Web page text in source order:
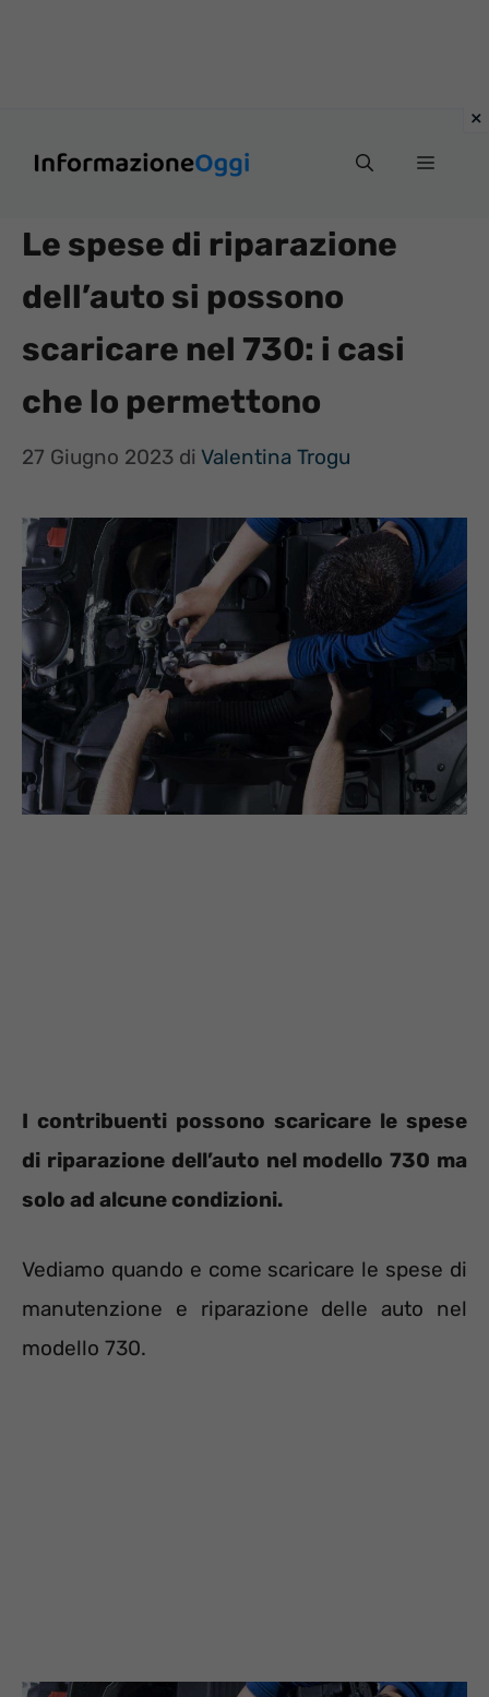
Menu
Le spese di riparazione
dell’auto si possono
scaricare nel 730: i casi
che lo permettono
27 Giugno 2023 di Valentina Trogu
I contribuenti possono scaricare le spese
di riparazione dell’auto nel modello 730 ma
solo ad alcune condizioni.
Vediamo quando e come scaricare le spese di
manutenzione e riparazione delle auto nel
modello 730.